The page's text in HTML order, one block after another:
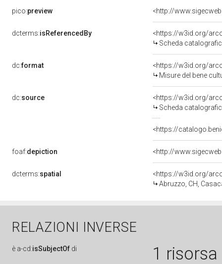
pico:preview <http://
dcterms:isReferencedBy
<https://w3id.org/
Scheda
dc:format
<https://w3id.org/
Misure del bene
dc:source
<https://w3id.org/
Scheda
<https://
foaf:depiction <http://
dcterms:spatial
<https://w3id.org/
Abruzzo, CH,
RELAZIONI INVERSE
è a-cd:isSubjectOf di 1 risorsa